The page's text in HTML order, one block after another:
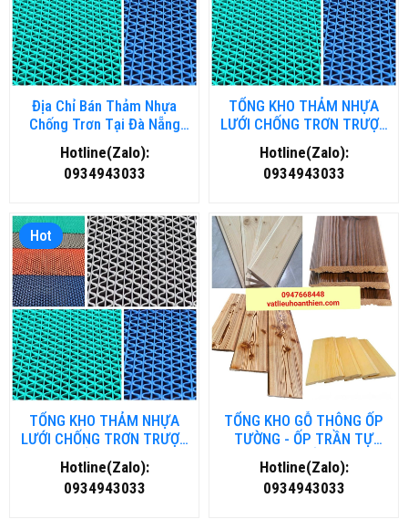
Địa Chỉ Bán Thảm Nhựa
Chống Trơn Tại Đà Nẵng
Chất Lượng, Giá Rẻ
Hotline(Zalo):
0934943033
TỔNG KHO THẢM NHỰA
LƯỚI CHỐNG TRƠN TRƯỢT
TẠI HÀ NỘI
Hotline(Zalo):
0934943033
Hot
TỔNG KHO THẢM NHỰA
LƯỚI CHỐNG TRƠN TRƯỢT
TẠI HỒ CHÍ MINH
Hotline(Zalo):
0934943033
TỔNG KHO GỖ THÔNG ỐP
TƯỜNG - ỐP TRẦN TỰ
NHIÊN TẠI HẢI DƯƠNG
Hotline(Zalo):
0934943033